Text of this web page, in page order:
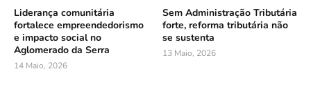
Liderança comunitária
fortalece empreendedorismo
e impacto social no
Aglomerado da Serra
14 Maio, 2026
Sem Administração Tributária
forte, reforma tributária não
se sustenta
13 Maio, 2026